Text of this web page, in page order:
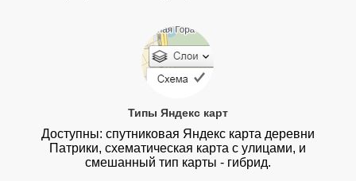
Типы Яндекс карт
Доступны: спутниковая Яндекс карта деревни
Патрики, схематическая карта с улицами, и
смешанный тип карты - гибрид.